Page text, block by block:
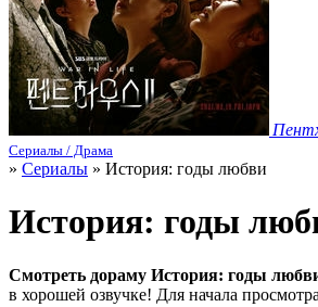
Сериалы / Драма
» Сериалы » История: годы любви
История: годы
Смотреть дораму История: годы
в хорошей озвучке! Для начала